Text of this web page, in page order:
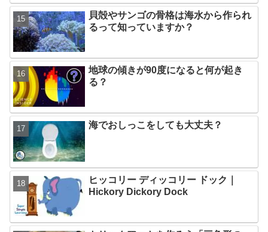
貝殻やサンゴの骨格は海水から作られ
るって知っていますか？
地球の傾きが90度になると何が起き
る？
海でおしっこをしても大丈夫？
ヒッコリー ディッコリー ドック｜
Hickory Dickory Dock